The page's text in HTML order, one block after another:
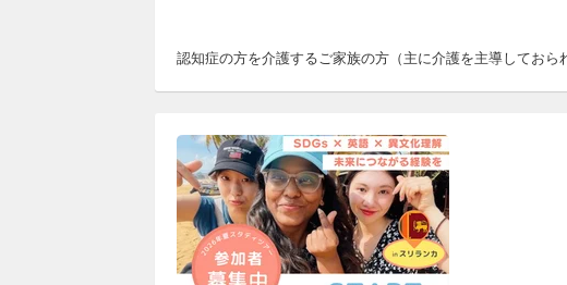
認知症の方を介護するご家族の方（主に介護を主導してお